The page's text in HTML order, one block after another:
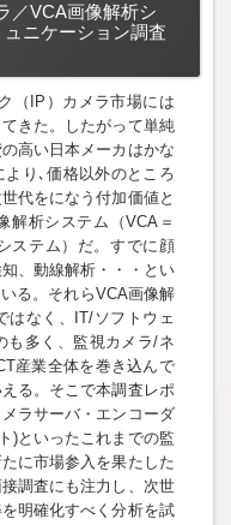
／VCA画像解析シ
ニケーション調査
（IP）カメラ市場には
きた。したがって単純
高い日本メーカはかな
り､価格以外のところ
代をになう付加価値と
解析システム（VCA＝
ステム）だ。すでに顔
、動線解析・・・とい
る。それらVCA画像解
はなく、IT/ソフトウェ
も多く、監視カメラ/ネ
産業全体を巻き込んで
る。そこで本調査レポ
ラサーバ・エンコーダ
)といったこれまでの監
に市場参入を果たした
調査にも注力し、次世
明確化すべく分析を試